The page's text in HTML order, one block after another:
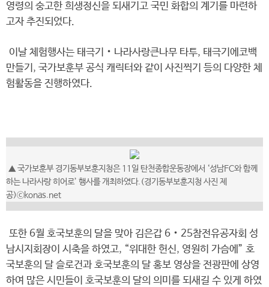
영령의 숭고한 희생정신을 되새기고 국민 화합의 계기를 마련하
고자 추진되었다.
이날 체험행사는 태극기‧나라사랑큰나무 타투, 태극기에코백
만들기, 국가보훈부 공식 캐릭터와 같이 사진찍기 등의 다양한 체
험활동을 진행하였다.
▲ 국가보훈부 경기동부보훈지청은 11일 탄천종합운동장에서 ‘성남FC와 함께
하는 나라사랑 히어로’ 행사를 개최하였다.(경기동부보훈지청 사진 제
공)ⓒkonas.net
또한 6월 호국보훈의 달을 맞아 김은갑 6‧25참전유공자회 성
남시지회장이 시축을 하였고, “위대한 헌신, 영원히 가슴에” 호
국보훈의 달 슬로건과 호국보훈의 달 홍보 영상을 전광판에 상영
하여 많은 시민들이 호국보훈의 달의 의미를 되새길 수 있게 하였